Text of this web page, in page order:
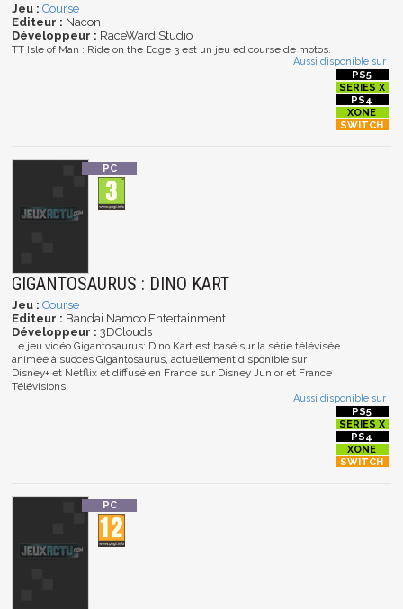
Jeu : Course
Editeur : Nacon
Développeur : RaceWard Studio
TT Isle of Man : Ride on the Edge 3 est un jeu ed course de motos.
Aussi disponible sur :
GIGANTOSAURUS : DINO KART
Jeu : Course
Editeur : Bandai Namco Entertainment
Développeur : 3DClouds
Le jeu vidéo Gigantosaurus: Dino Kart est basé sur la série télévisée
animée à succès Gigantosaurus, actuellement disponible sur
Disney+ et Netflix et diffusé en France sur Disney Junior et France
Télévisions.
Aussi disponible sur :